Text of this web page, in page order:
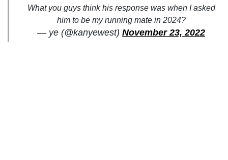
What you guys think his response was when I asked
him to be my running mate in 2024?
— ye (@kanyewest) November 23, 2022